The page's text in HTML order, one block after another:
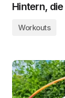
Hintern,
Workouts